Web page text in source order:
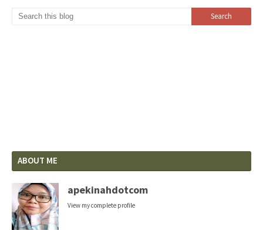
ABOUT ME
apekinahdotcom
View my complete profile